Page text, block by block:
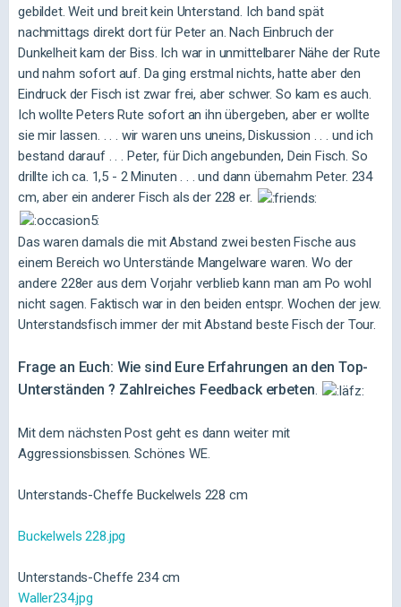
gebildet. Weit und breit kein Unterstand. Ich band spät
nachmittags direkt dort für Peter an. Nach Einbruch der
Dunkelheit kam der Biss. Ich war in unmittelbarer Nähe der Rute
und nahm sofort auf. Da ging erstmal nichts, hatte aber den
Eindruck der Fisch ist zwar frei, aber schwer. So kam es auch.
Ich wollte Peters Rute sofort an ihn übergeben, aber er wollte
sie mir lassen. . . . wir waren uns uneins, Diskussion . . . und ich
bestand darauf . . . Peter, für Dich angebunden, Dein Fisch. So
drillte ich ca. 1,5 - 2 Minuten . . . und dann übernahm Peter. 234
cm, aber ein anderer Fisch als der 228 er.
Das waren damals die mit Abstand zwei besten Fische aus
einem Bereich wo Unterstände Mangelware waren. Wo der
andere 228er aus dem Vorjahr verblieb kann man am Po wohl
nicht sagen. Faktisch war in den beiden entspr. Wochen der jew.
Unterstandsfisch immer der mit Abstand beste Fisch der Tour.
Frage an Euch: Wie sind Eure Erfahrungen an den Top-
Unterständen ? Zahlreiches Feedback erbeten.
Mit dem nächsten Post geht es dann weiter mit
Aggressionsbissen. Schönes WE.
Unterstands-Cheffe Buckelwels 228 cm
Buckelwels 228.jpg
Unterstands-Cheffe 234 cm
Waller234.jpg